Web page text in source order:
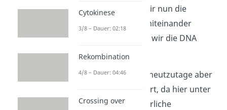
auftrennen. Wenn wir nun die
jeweiligen Ansätze miteinander
vergleichen, können wir die DNA
Sequenz ablesen.
Das Verfahren wird heutzutage aber
kaum noch praktiziert, da hier unter
anderem sehr gefährliche
Cytokinese
3/8 – Dauer: 02:18
Rekombination
4/8 – Dauer: 04:46
Crossing over